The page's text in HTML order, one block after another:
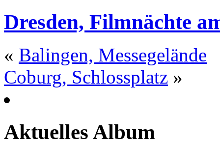
Dresden, Filmnächte
« Balingen, Messegelände
Coburg, Schlossplatz »
Aktuelles Album